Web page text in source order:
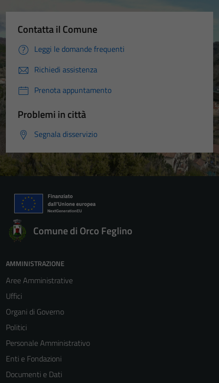
Contatta il Comune
Leggi le domande frequenti
Richiedi assistenza
Prenota appuntamento
Problemi in città
Segnala disservizio
Comune di Orco Feglino
AMMINISTRAZIONE
Aree Amministrative
Uffici
Organi di Governo
Politici
Personale Amministrativo
Enti e Fondazioni
Documenti e Dati